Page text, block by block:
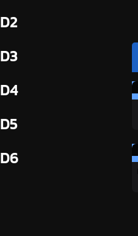
D2
D3
D4
D5
D6